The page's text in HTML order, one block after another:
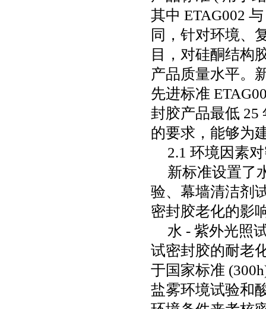
其中 ETAG002 与
同，针对环境、
目，对硅酮结构
产品质量水平。
先进标准
封胶产品最低 25
的要求，能够为
2.1 环境因素
新标准设置了
验、幕墙清洁剂
密封胶老化的影
水 - 紫外光照
试密封胶的耐老
于国家标准
盐雾环境试验和